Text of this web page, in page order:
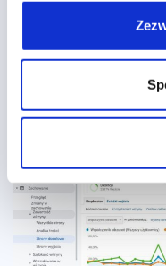
urządzeń. Jeśli
zauważalnie wyższy
sprawdź potencjalne
na stronie
utrudniają